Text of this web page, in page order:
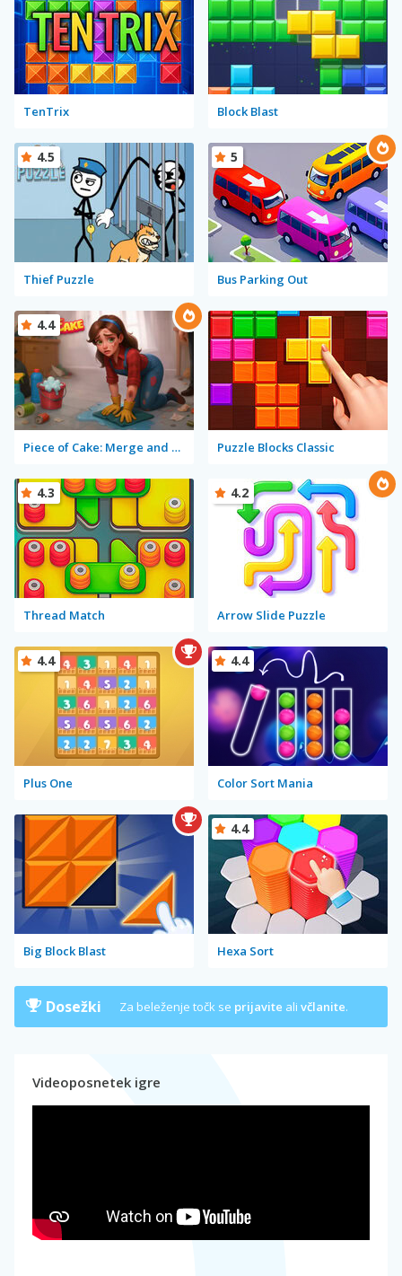
TenTrix Block Blast
Thief Puzzle
4.5
Bus Parking Out
5
Piece of Cake: Merge and Bake
4.4
Puzzle Blocks Classic
Thread Match
4.3
Arrow Slide Puzzle
4.2
Plus One
4.4
Color Sort Mania
4.4
Big Block Blast Hexa Sort
4.4
Dosežki Za beleženje točk se prijavite ali včlanite.
Videoposnetek igre